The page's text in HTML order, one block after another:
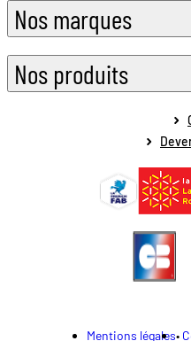
Nos marques
Nos produits
Mentions légales